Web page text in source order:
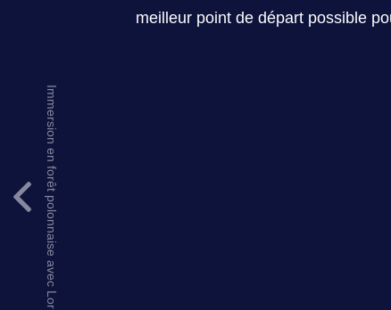
meilleur point de départ possible
Immersion en forêt polonnaise avec Lor